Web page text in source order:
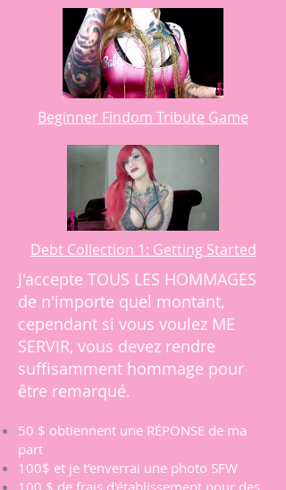
Beginner Findom Tribute Game
Debt Collection 1: Getting Started
J'accepte TOUS LES HOMMAGES
de n'importe quel montant,
cependant si vous voulez ME
SERVIR, vous devez rendre
suffisamment hommage pour
être remarqué.
50 $ obtiennent une RÉPONSE de ma
part
100$ et je t'enverrai une photo SFW
100 $ de frais d'établissement pour des